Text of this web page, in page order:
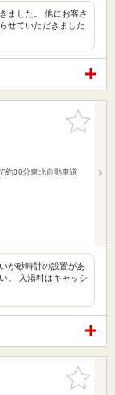
ました。 他にお客さ
せていただきました
お気に入
りに追加
約30分東北自動車道
が砂時計の設置があ
。 入湯料はキャッシ
お気に入
りに追加